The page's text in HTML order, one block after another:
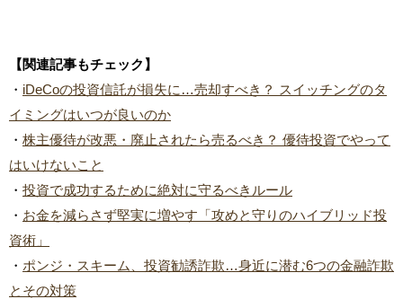
【関連記事もチェック】
・ iDeCoの投資信託が損失に…売却すべき？ スイッチングのタ
イミングはいつが良いのか
・ 株主優待が改悪・廃止されたら売るべき？ 優待投資でやって
はいけないこと
・ 投資で成功するために絶対に守るべきルール
・ お金を減らさず堅実に増やす「攻めと守りのハイブリッド投
資術」
・ ポンジ・スキーム、投資勧誘詐欺…身近に潜む6つの金融詐欺
とその対策